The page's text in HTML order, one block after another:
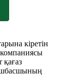
кіретін
қағаз